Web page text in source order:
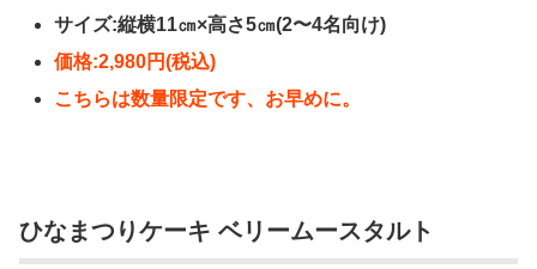
サイズ:縦横11㎝×高さ5㎝(2〜4名向け)
価格:2,980円(税込)
こちらは数量限定です、お早めに。
ひなまつりケーキ ベリームースタルト